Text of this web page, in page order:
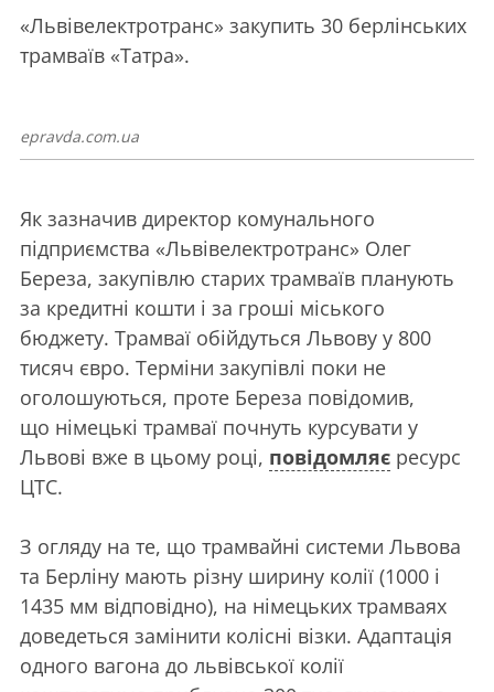
«Львівелектротранс» закупить 30 берлінських
трамваїв «Татра».
epravda.com.ua
Як зазначив директор комунального
підприємства «Львівелектротранс» Олег
Береза, закупівлю старих трамваїв планують
за кредитні кошти і за гроші міського
бюджету. Трамваї обійдуться Львову у 800
тисяч євро. Терміни закупівлі поки не
оголошуються, проте Береза повідомив,
що німецькі трамваї почнуть курсувати у
Львові вже в цьому році, повідомляє ресурс
ЦТС.
З огляду на те, що трамвайні системи Львова
та Берліну мають різну ширину колії (1000 і
1435 мм відповідно), на німецьких трамваях
доведеться замінити колісні візки. Адаптація
одного вагона до львівської колії